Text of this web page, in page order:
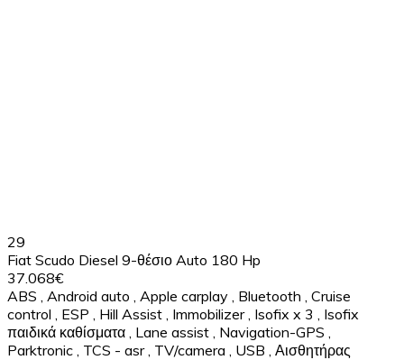
29
Fiat Scudo Diesel 9-θέσιο Auto 180 Hp
37.068€
ABS
Android auto Apple carplay Bluetooth Cruise
control
ESP Hill Assist Immobilizer Isofix x 3
Isofix
παιδικά καθίσματα Lane assist Navigation-GPS
Parktronic TCS - asr TV/camera USB Αισθητήρας